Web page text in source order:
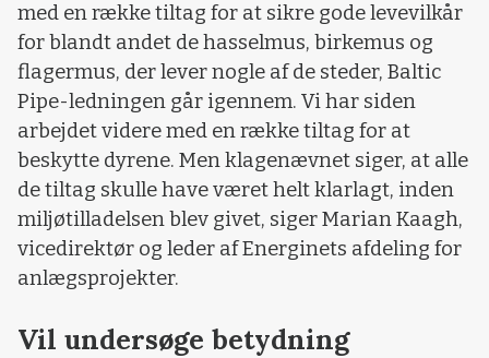
med en række tiltag for at sikre gode levevilkår
for blandt andet de hasselmus, birkemus og
flagermus, der lever nogle af de steder, Baltic
Pipe-ledningen går igennem. Vi har siden
arbejdet videre med en række tiltag for at
beskytte dyrene. Men klagenævnet siger, at alle
de tiltag skulle have været helt klarlagt, inden
miljøtilladelsen blev givet, siger Marian Kaagh,
vicedirektør og leder af Energinets afdeling for
anlægsprojekter.
Vil undersøge betydning